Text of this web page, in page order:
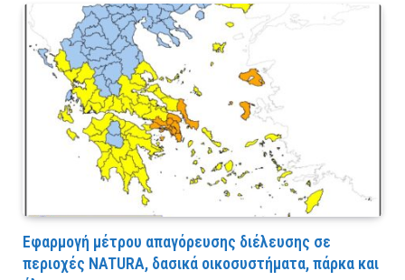
Εφαρμογή μέτρου απαγόρευσης διέλευσης σε
περιοχές NATURA, δασικά οικοσυστήματα, πάρκα και